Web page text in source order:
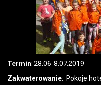
Termin: 28.06-8.07.2019
Zakwaterowanie: Pokoje